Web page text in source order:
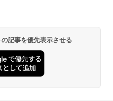
記事を優先表示させる